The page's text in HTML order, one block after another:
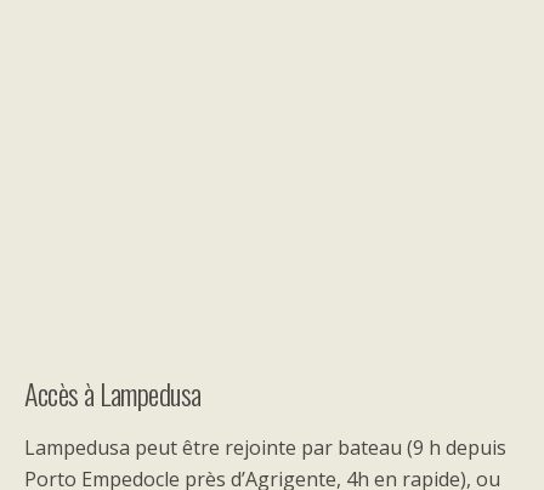
Accès à Lampedusa
Lampedusa peut être rejointe par bateau (9 h depuis
Porto Empedocle près d’Agrigente, 4h en rapide), ou